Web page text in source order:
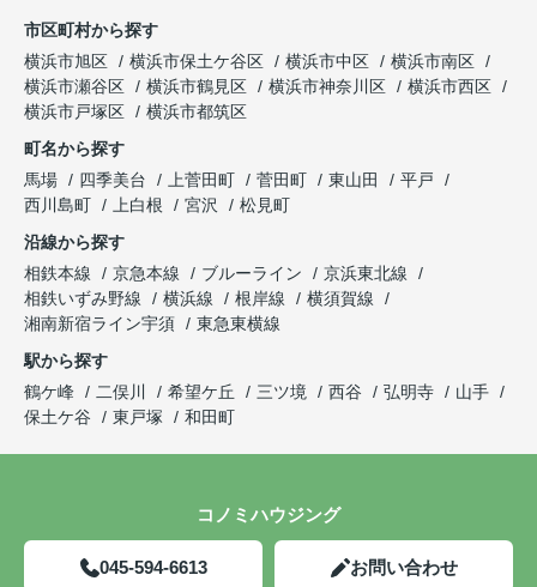
市区町村から探す
横浜市旭区
横浜市保土ケ谷区 横浜市中区
横浜市南区
横浜市瀬谷区
横浜市鶴見区 横浜市神奈川区
横浜市西区
横浜市戸塚区
横浜市都筑区
町名から探す
馬場
四季美台 上菅田町 菅田町 東山田
平戸
西川島町
上白根 宮沢
松見町
沿線から探す
相鉄本線
京急本線 ブルーライン
京浜東北線
相鉄いずみ野線
横浜線 根岸線
横須賀線
湘南新宿ライン宇須
東急東横線
駅から探す
鶴ケ峰
二俣川 希望ケ丘 三ツ境 西谷 弘明寺
山手
保土ケ谷
東戸塚 和田町
コノミハウジング
045-594-6613 お問い合わせ